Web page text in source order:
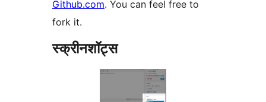
Github.com. You can feel free to
fork it.
स्क्रीनशॉट्स